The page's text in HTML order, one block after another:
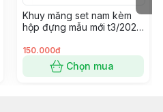
Khuy măng set nam kèm
hộp đựng mẫu mới t3/2024
150.000đ
Chọn mua